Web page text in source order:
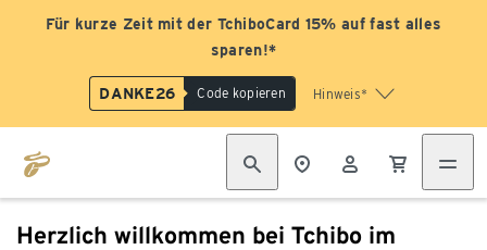
Für kurze Zeit mit der TchiboCard 15% auf fast alles
sparen!*
DANKE26 Code kopieren Hinweis*
Herzlich willkommen bei Tchibo im